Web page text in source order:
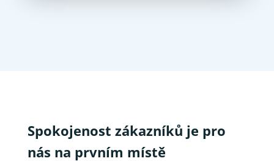
Spokojenost zákazníků je pro
nás na prvním místě